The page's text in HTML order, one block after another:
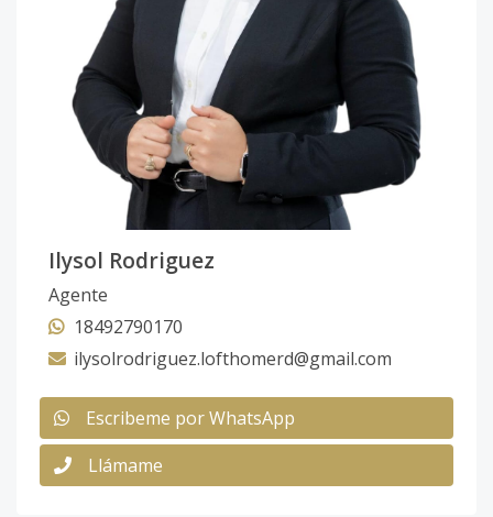
Ilysol Rodriguez
Agente
18492790170
ilysolrodriguez.lofthomerd@gmail.com
Escribeme por WhatsApp
Llámame